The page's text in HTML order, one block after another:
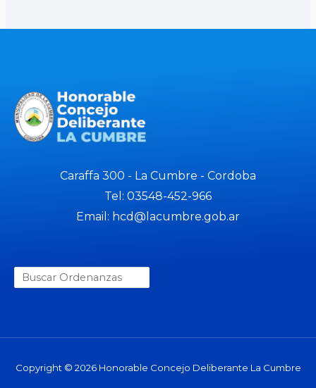
Caraffa 300 - La Cumbre - Cordoba
Tel: 03548-452-966
Email: hcd@lacumbre.gob.ar
Copyright © 2026 Honorable Concejo Deliberante La Cumbre